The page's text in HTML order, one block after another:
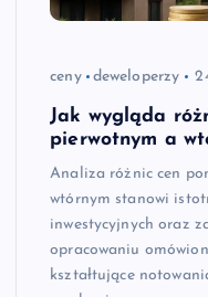
ceny deweloperzy
Jak wygląda
pierwotnym a
Analiza różnic cen
wtórnym stanowi
inwestycyjnych oraz
opracowaniu
kształtujące